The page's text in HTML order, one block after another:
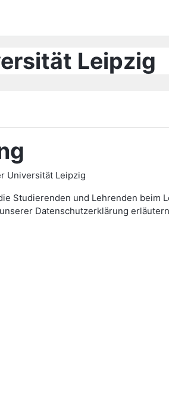
Leipzig
Universität Leipzig
Studierenden und Lehrenden
Datenschutzerklärung